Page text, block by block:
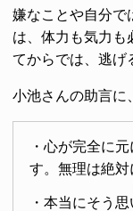
嫌なことや自分で
は、体力も気力も
てからでは、逃げ
小池さんの助言に
・心が完全に
す。無理は絶対
・本当にそう